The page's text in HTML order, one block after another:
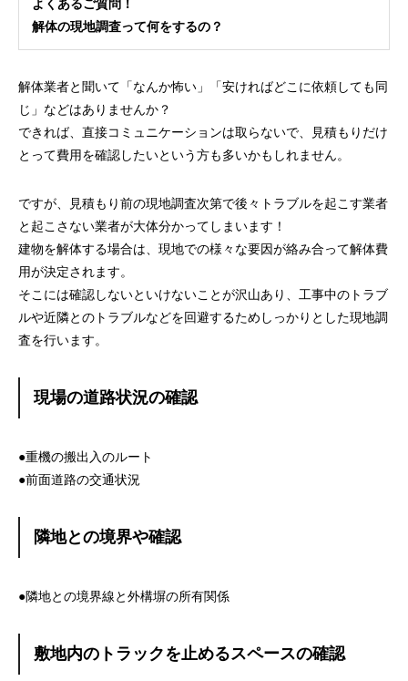
よくあるご質問！
解体の現地調査って何をするの？
解体業者と聞いて「なんか怖い」「安ければどこに依頼しても同
じ」などはありませんか？
できれば、直接コミュニケーションは取らないで、見積もりだけ
とって費用を確認したいという方も多いかもしれません。
ですが、見積もり前の現地調査次第で後々トラブルを起こす業者
と起こさない業者が大体分かってしまいます！
建物を解体する場合は、現地での様々な要因が絡み合って解体費
用が決定されます。
そこには確認しないといけないことが沢山あり、工事中のトラブ
ルや近隣とのトラブルなどを回避するためしっかりとした現地調
査を行います。
現場の道路状況の確認
●重機の搬出入のルート
●前面道路の交通状況
隣地との境界や確認
●隣地との境界線と外構塀の所有関係
敷地内のトラックを止めるスペースの確認